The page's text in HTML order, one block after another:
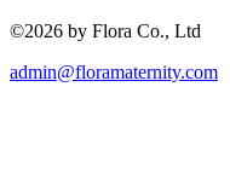
©2026 by Flora Co., Ltd
admin@floramaternity.com